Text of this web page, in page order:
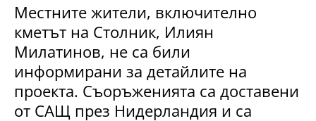
Местните жители, включително
кметът на Столник, Илиян
Милатинов, не са били
информирани за детайлите на
проекта. Съоръженията са доставени
от САЩ през Нидерландия и са